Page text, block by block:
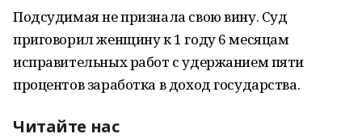
Подсудимая не признала свою вину. Суд
приговорил женщину к 1 году 6 месяцам
исправительных работ с удержанием пяти
процентов заработка в доход государства.
Читайте нас